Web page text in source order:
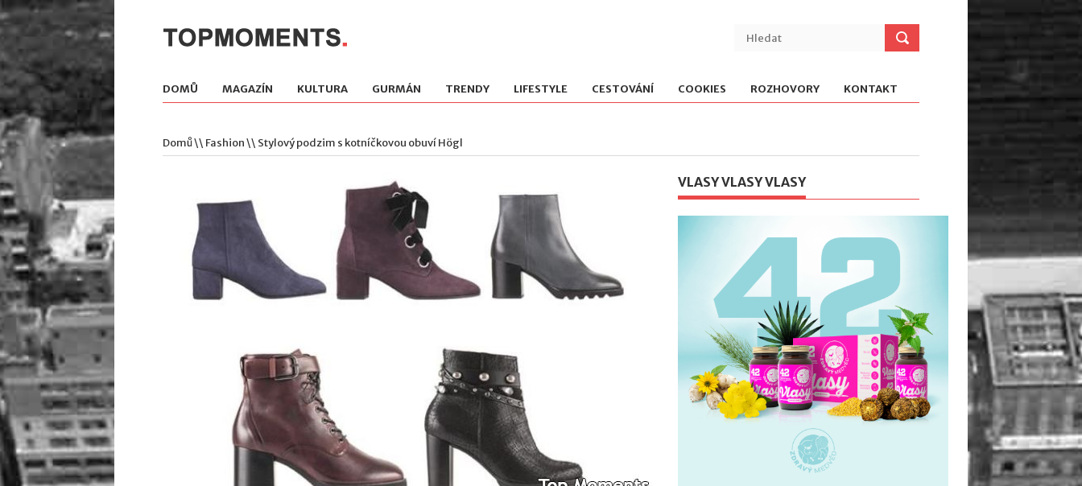
DOMŮ MAGAZÍN KULTURA GURMÁN TRENDY LIFESTYLE CESTOVÁNÍ COOKIES ROZHOVORY KONTAKT
Domů\\ Fashion\\ Stylový podzim s kotníčkovou obuví Högl
VLASY VLASY VLASY